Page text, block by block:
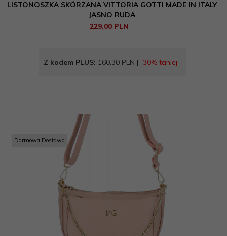
LISTONOSZKA SKÓRZANA VITTORIA GOTTI MADE IN ITALY
JASNO RUDA
229,00 PLN
Z kodem PLUS: 160.30 PLN | 30% taniej
Darmowa Dostawa